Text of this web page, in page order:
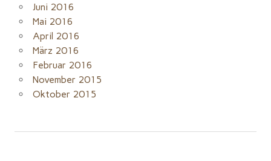
Juni 2016
Mai 2016
April 2016
März 2016
Februar 2016
November 2015
Oktober 2015